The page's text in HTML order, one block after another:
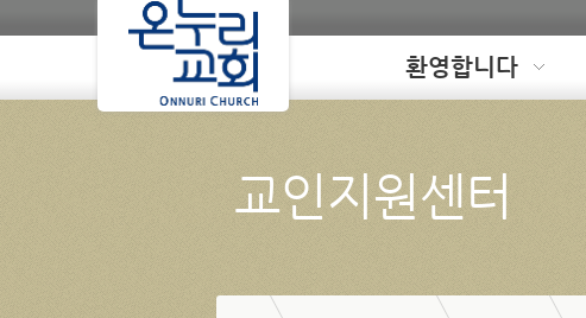
Loading 환영합니다
교인지원센터